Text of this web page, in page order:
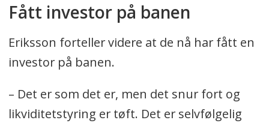
Fått investor på banen
Eriksson forteller videre at de nå har fått en
investor på banen.
– Det er som det er, men det snur fort og
likviditetstyring er tøft. Det er selvfølgelig